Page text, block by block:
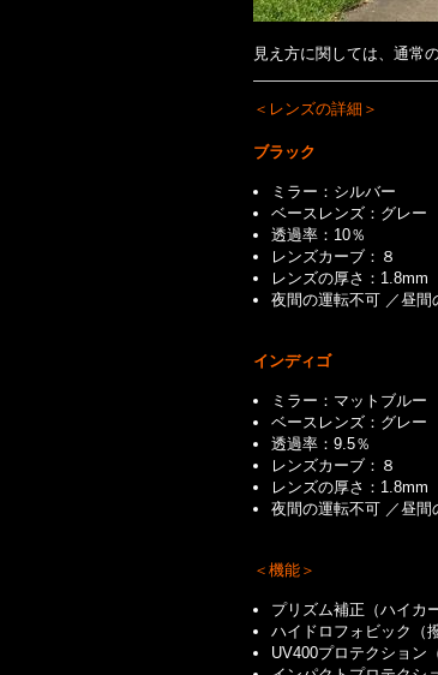
見え方に関しては、通常
＜レンズの詳細＞
ブラック
ミラー：シルバー
ベースレンズ：グレー
透過率：10％
レンズカーブ：８
レンズの厚さ：1.8mm
夜間の運転不可 ／昼間
インディゴ
ミラー：マットブルー
ベースレンズ：グレー
透過率：9.5％
レンズカーブ：８
レンズの厚さ：1.8mm
夜間の運転不可 ／昼間
＜機能＞
プリズム補正（ハイカ
ハイドロフォビック（
UV400プロテクショ